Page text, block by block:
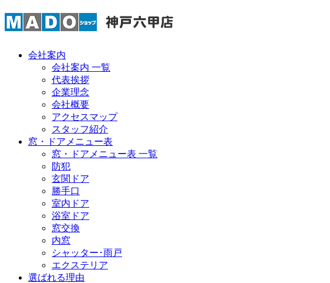
会社案内
会社案内 一覧
代表挨拶
企業理念
会社概要
アクセスマップ
スタッフ紹介
窓・ドアメニュー表
窓・ドアメニュー表 一覧
防犯
玄関ドア
勝手口
室内ドア
浴室ドア
窓交換
内窓
シャッター･雨戸
エクステリア
選ばれる理由